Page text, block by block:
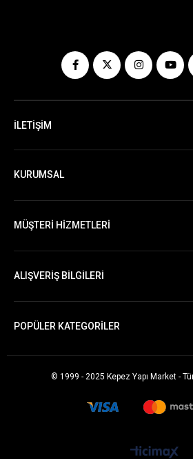
İLETİŞİM
KURUMSAL
MÜŞTERİ HİZMETLERİ
ALIŞVERİŞ BİLGİLERİ
POPÜLER KATEGORİLER
© 1999 - 2025 Kepez Yapı Market -